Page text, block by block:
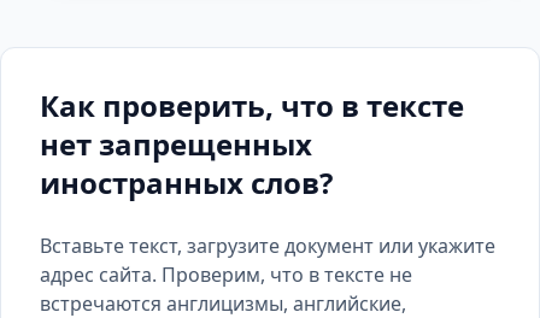
Как проверить, что в тексте
нет запрещенных
иностранных слов?
Вставьте текст, загрузите документ или укажите
адрес сайта. Проверим, что в тексте не
встречаются англицизмы, английские,